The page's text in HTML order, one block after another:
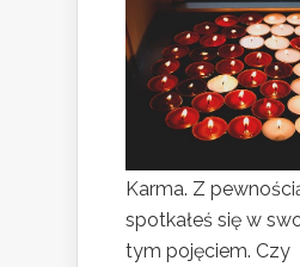
Karma. Z
spotkałeś się w
tym pojęciem. Czy